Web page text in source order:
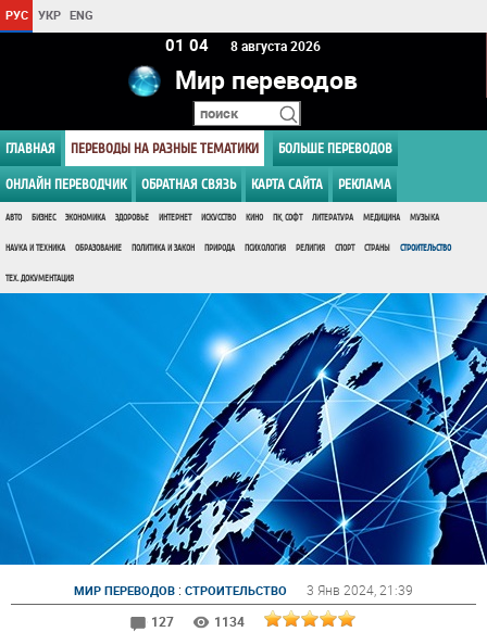
РУС УКР ENG
01:04 8 августа 2026
Мир переводов
ГЛАВНАЯ ПЕРЕВОДЫ НА РАЗНЫЕ ТЕМАТИКИ БОЛЬШЕ ПЕРЕВОДОВ
ОНЛАЙН ПЕРЕВОДЧИК ОБРАТНАЯ СВЯЗЬ КАРТА САЙТА РЕКЛАМА
АВТО БИЗНЕС ЭКОНОМИКА ЗДОРОВЬЕ ИНТЕРНЕТ ИСКУССТВО КИНО ПК, СОФТ ЛИТЕРАТУРА МЕДИЦИНА МУЗЫКА
НАУКА И ТЕХНИКА ОБРАЗОВАНИЕ ПОЛИТИКА И ЗАКОН ПРИРОДА ПСИХОЛОГИЯ РЕЛИГИЯ СПОРТ СТРАНЫ СТРОИТЕЛЬСТВО
ТЕХ. ДОКУМЕНТАЦИЯ
МИР ПЕРЕВОДОВ : СТРОИТЕЛЬСТВО 3 Янв 2024 , 21:39
127
1134